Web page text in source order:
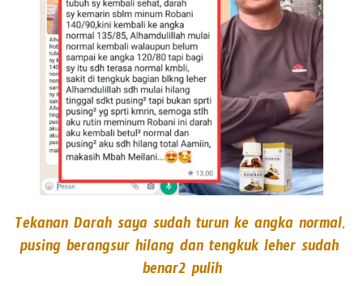
Tekanan Darah saya sudah turun ke angka normal,
pusing berangsur hilang dan tengkuk leher sudah
benar2 pulih